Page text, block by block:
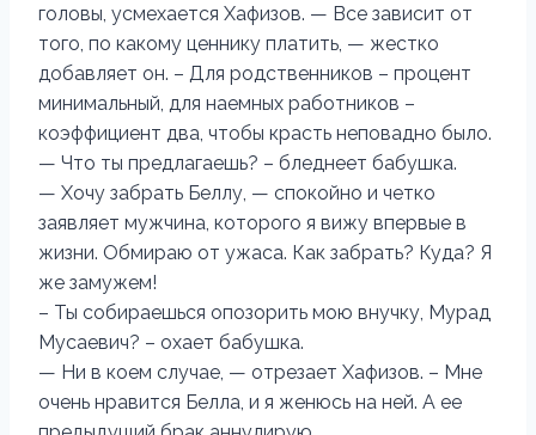
головы, усмехается Хафизов. — Все зависит от
того, по какому ценнику платить, — жестко
добавляет он. – Для родственников – процент
минимальный, для наемных работников –
коэффициент два, чтобы красть неповадно было.
— Что ты предлагаешь? – бледнеет бабушка.
— Хочу забрать Беллу, — спокойно и четко
заявляет мужчина, которого я вижу впервые в
жизни. Обмираю от ужаса. Как забрать? Куда? Я
же замужем!
– Ты собираешься опозорить мою внучку, Мурад
Мусаевич? – охает бабушка.
— Ни в коем случае, — отрезает Хафизов. – Мне
очень нравится Белла, и я женюсь на ней. А ее